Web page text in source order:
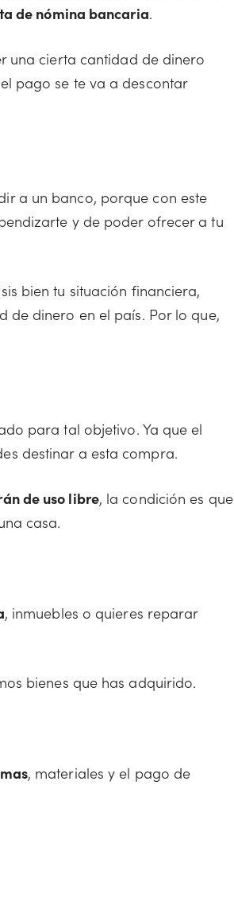
de nómina bancaria.
una cierta cantidad de dinero
pago se te va a descontar
a un banco, porque con este
y de poder ofrecer a tu
bien tu situación financiera,
de dinero en el país. Por lo que,
para tal objetivo. Ya que el
destinar a esta compra.
de uso libre, la condición es que
casa.
, inmuebles o quieres reparar
bienes que has adquirido.
, materiales y el pago de